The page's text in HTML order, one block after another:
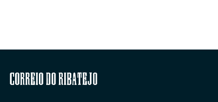
Correio do Ribatejo